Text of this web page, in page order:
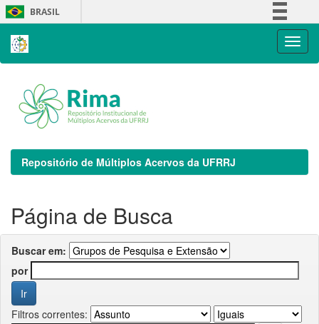
Skip
navigation
BRASIL
Repositório de Múltiplos Acervos da UFRRJ
Página de Busca
Buscar em:
por
Filtros correntes: